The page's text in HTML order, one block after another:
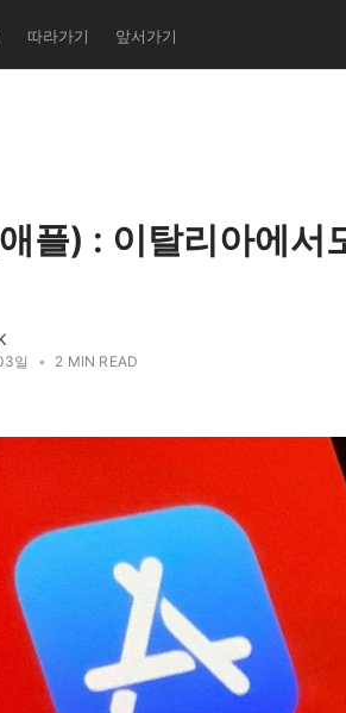
따라가기 앞서가기
플) : 이탈리아에서
일 • 2 MIN READ